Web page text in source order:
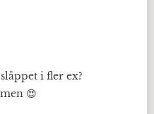
i fler ex?
😍